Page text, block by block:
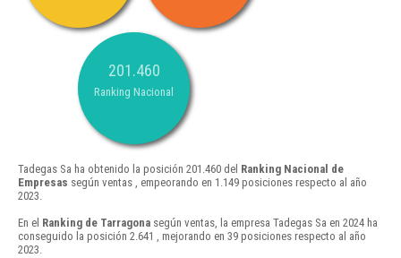
201.460
Ranking Nacional
Tadegas Sa ha obtenido la posición 201.460 del Ranking Nacional de
Empresas según ventas , empeorando en 1.149 posiciones respecto al año
2023.
En el Ranking de Tarragona según ventas, la empresa Tadegas Sa en 2024 ha
conseguido la posición 2.641 , mejorando en 39 posiciones respecto al año
2023.